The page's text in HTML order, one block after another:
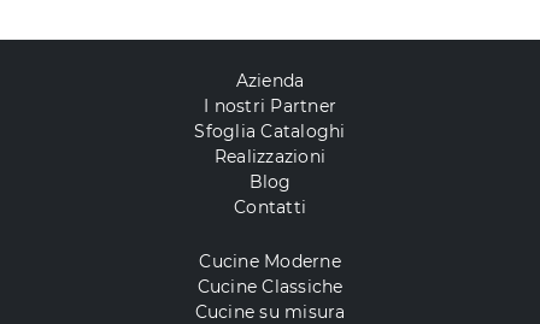
Azienda
I nostri Partner
Sfoglia Cataloghi
Realizzazioni
Blog
Contatti
Cucine Moderne
Cucine Classiche
Cucine su misura